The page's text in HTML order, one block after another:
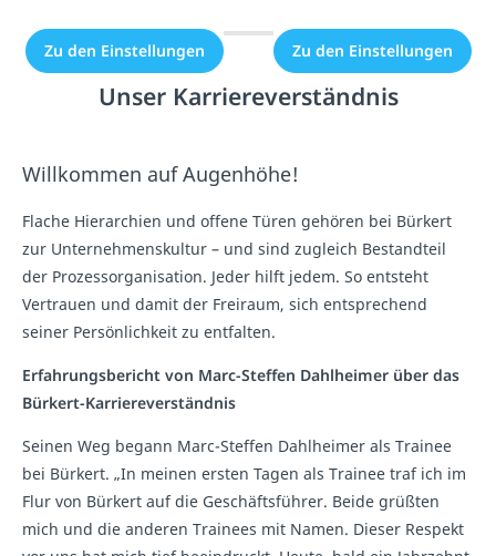
Zu den Einstellungen Zu den Einstellungen
Unser Karriereverständnis
Willkommen auf Augenhöhe!
Flache Hierarchien und offene Türen gehören bei Bürkert
zur Unternehmenskultur – und sind zugleich Bestandteil
der Prozessorganisation. Jeder hilft jedem. So entsteht
Vertrauen und damit der Freiraum, sich entsprechend
seiner Persönlichkeit zu entfalten.
Erfahrungsbericht von Marc-Steffen Dahlheimer über das
Bürkert-Karriereverständnis
Seinen Weg begann Marc-Steffen Dahlheimer als Trainee
bei Bürkert. „In meinen ersten Tagen als Trainee traf ich im
Flur von Bürkert auf die Geschäftsführer. Beide grüßten
mich und die anderen Trainees mit Namen. Dieser Respekt